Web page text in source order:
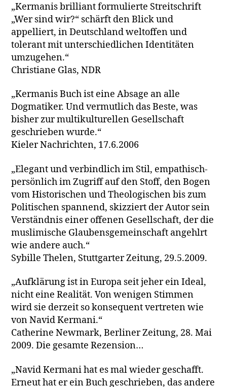
„Kermanis brilliant formulierte Streitschrift
„Wer sind wir?“ schärft den Blick und
appelliert, in Deutschland weltoffen und
tolerant mit unterschiedlichen Identitäten
umzugehen.“
Christiane Glas, NDR
„Kermanis Buch ist eine Absage an alle
Dogmatiker. Und vermutlich das Beste, was
bisher zur multikulturellen Gesellschaft
geschrieben wurde.“
Kieler Nachrichten, 17.6.2006
„Elegant und verbindlich im Stil, empathisch-
persönlich im Zugriff auf den Stoff, den Bogen
vom Historischen und Theologischen bis zum
Politischen spannend, skizziert der Autor sein
Verständnis einer offenen Gesellschaft, der die
muslimische Glaubensgemeinschaft angehlrt
wie andere auch.“
Sybille Thelen, Stuttgarter Zeitung, 29.5.2009.
„Aufklärung ist in Europa seit jeher ein Ideal,
nicht eine Realität. Von wenigen Stimmen
wird sie derzeit so konsequent vertreten wie
von Navid Kermani.“
Catherine Newmark, Berliner Zeitung, 28. Mai
2009. Die gesamte Rezension…
„Navid Kermani hat es mal wieder geschafft.
Erneut hat er ein Buch geschrieben, das andere